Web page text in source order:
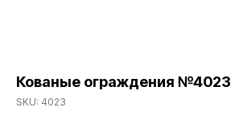
Кованые ограждения №4023
SKU: 4023